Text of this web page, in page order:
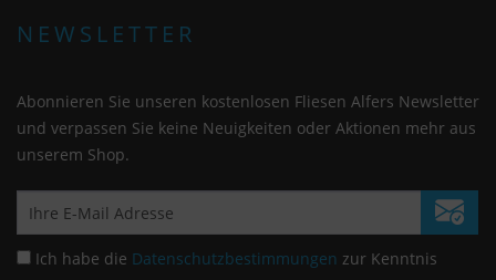
NEWSLETTER
Abonnieren Sie unseren kostenlosen Fliesen Alfers Newsletter
und verpassen Sie keine Neuigkeiten oder Aktionen mehr aus
unserem Shop.
Ich habe die Datenschutzbestimmungen zur Kenntnis